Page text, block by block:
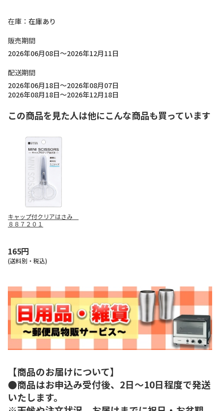
在庫
在庫あり
販売期間
2026年06月08日～2026年12月11日
配送期間
2026年06月18日～2026年08月07日
2026年08月18日～2026年12月18日
この商品を見た人は他にこんな商品も買っています
キャップ付クリアはさみ
８８７２０１
165円
(送料別・税込)
【商品のお届けについて】
●商品はお申込み受付後、2日～10日程度で発送
いたします。